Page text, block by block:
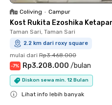
Coliving • Campur
Kost Rukita Ezoshika
Taman Sari, Taman Sari
2.2 km dari roxy square
mulai dari Rp3.468.000
-7% Rp3.208.000 /bulan
Diskon sewa min. 12 Bulan
Lihat info lebih banyak